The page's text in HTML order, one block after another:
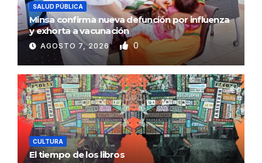
SALUD PÚBLICA
Minsa confirma nueva defunción por influenza
y exhorta a vacunación
AGOSTO 7, 2026 0
CULTURA
El tiempo de los libros